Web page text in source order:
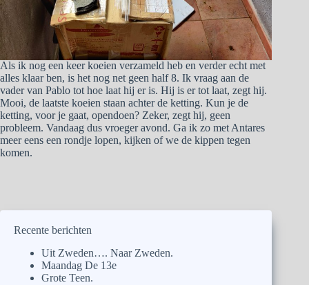
Als ik nog een keer koeien verzameld heb en verder echt met
alles klaar ben, is het nog net geen half 8. Ik vraag aan de
vader van Pablo tot hoe laat hij er is. Hij is er tot laat, zegt hij.
Mooi, de laatste koeien staan achter de ketting. Kun je de
ketting, voor je gaat, opendoen? Zeker, zegt hij, geen
probleem. Vandaag dus vroeger avond. Ga ik zo met Antares
meer eens een rondje lopen, kijken of we de kippen tegen
komen.
Recente berichten
Uit Zweden…. Naar Zweden.
Maandag De 13e
Grote Teen.